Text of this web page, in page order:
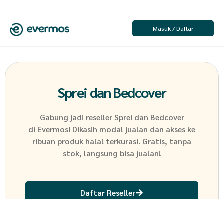
Masuk / Daftar
Sprei dan Bedcover
Gabung jadi reseller Sprei dan Bedcover
di Evermos! Dikasih modal jualan dan akses ke
ribuan produk halal terkurasi. Gratis, tanpa
stok, langsung bisa jualan!
Daftar Reseller